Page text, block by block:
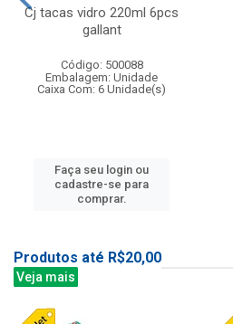
Cj tacas vidro 220ml 6pcs
gallant
Código: 500088
Embalagem: Unidade
Caixa Com: 6 Unidade(s)
Faça seu login ou
cadastre-se para
comprar.
Produtos até R$20,00
Veja mais